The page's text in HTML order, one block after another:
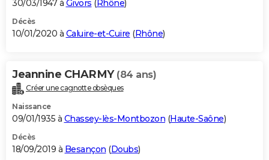
30/03/1947 à Givors ( Rhône)
Décès
10/01/2020 à Caluire-et-Cuire (Rhône)
Jeannine CHARMY (84 ans)
Créer une cagnotte obsèques
Naissance
09/01/1935 à Chassey-lès-Montbozon (Haute-Saône)
Décès
18/09/2019 à Besançon (Doubs)